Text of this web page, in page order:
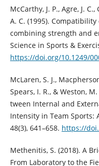
McCarthy, J. P., Agre, J.
A. C. (1995).
combining strength and
Science in Sports &
https://doi.org/10.1249/
McLaren, S. J.,
Spears, I. R., & Weston,
tween Internal and
Intensity in Team Sports:
48(3), 641–658. https://
Methenitis, S. (2018). A
From Laboratory to the